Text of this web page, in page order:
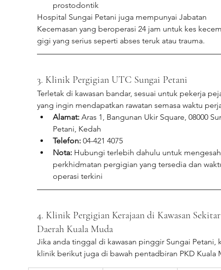
prostodontik
Hospital Sungai Petani juga mempunyai Jabatan
Kecemasan yang beroperasi 24 jam untuk kes
gigi yang serius seperti abses teruk atau trauma.
3. Klinik Pergigian UTC Sungai Petani
Terletak di kawasan bandar, sesuai untuk pekerja
yang ingin mendapatkan rawatan semasa waktu
Alamat: Aras 1, Bangunan Ukir Square, 08000
Petani, Kedah
Telefon: 04-421 4075
Nota: Hubungi terlebih dahulu untuk
perkhidmatan pergigian yang tersedia dan
operasi terkini
4. Klinik Pergigian Kerajaan di Kawasan
Daerah Kuala Muda
Jika anda tinggal di kawasan pinggir Sungai Petani,
klinik berikut juga di bawah pentadbiran PKD Kuala